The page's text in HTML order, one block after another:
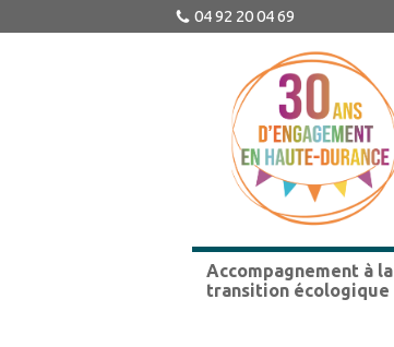
04 92 20 04 69
Accompagnement à la
transition écologique